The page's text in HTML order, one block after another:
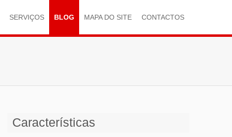
SERVIÇOS BLOG MAPA DO SITE CONTACTOS
Características